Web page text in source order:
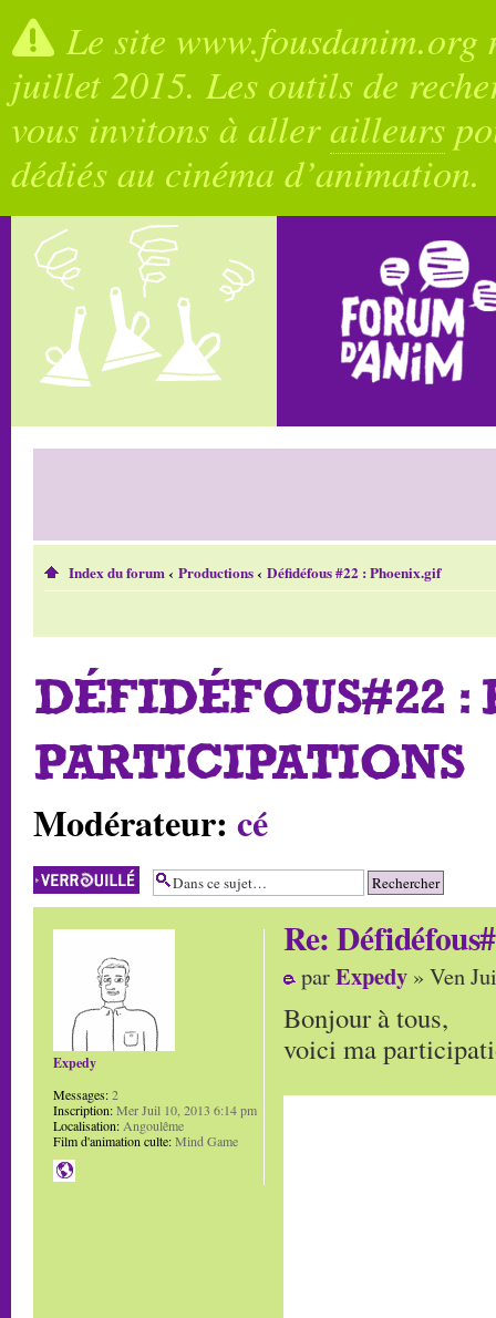
Le site
juillet 2015. Les outils de
vous invitons à allerailleurs
dédiés au cinéma d’animation.
Index du forum‹ Productions‹ Défidéfous #22 : Phoenix.gif
DÉFIDÉFOUS#22 :
PARTICIPATIONS
Modérateur: cé
Sujet verrouillé
Re:
parExpedy » Ven
Bonjour à tous,
voici ma
Expedy
Messages:2
Inscription:Mer Juil 10, 2013 6:14 pm
Localisation: Angoulême
Film d'animation culte:Mind Game